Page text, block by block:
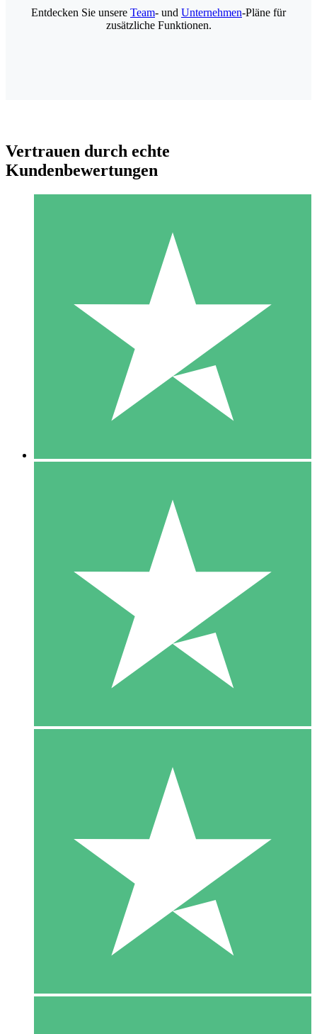
Individuelle Credit-Pakete
Zahlen Sie nach Bedarf mit Download-Credits. Keine
monatliche Verpflichtung erforderlich.
10 00
10 Downloads
20 00
Entdecken Sie unsere Team- und Unternehmen-Pläne für
zusätzliche Funktionen.
Vertrauen durch echte
Kundenbewertungen